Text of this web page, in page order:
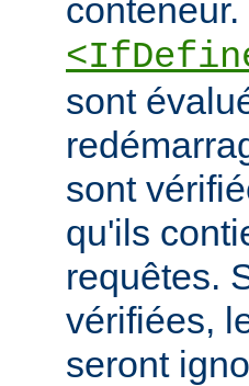
sont
sont
qu'ils
requêtes.
vérifiées,
seront